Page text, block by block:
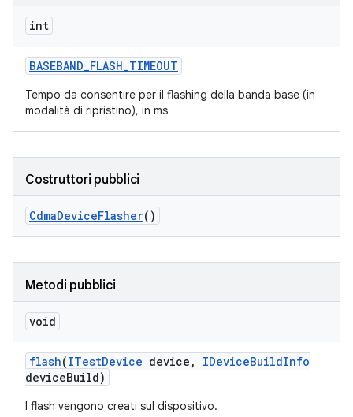
int
BASEBAND_FLASH_TIMEOUT
Tempo da consentire per il flashing della banda base (in
modalità di ripristino), in ms
Costruttori pubblici
CdmaDeviceFlasher()
Metodi pubblici
void
flash(ITestDevice device , IDeviceBuildInfo
deviceBuild)
I flash vengono creati sul dispositivo.